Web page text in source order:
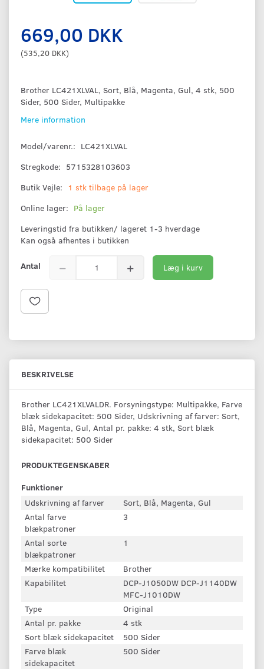
669,00 DKK
(535,20 DKK)
Brother LC421XLVAL, Sort, Blå, Magenta, Gul, 4 stk, 500
Sider, 500 Sider, Multipakke
Mere information
Model/varenr.: LC421XLVAL
Stregkode: 5715328103603
Butik Vejle:
1 stk tilbage på lager
Online lager: På lager
Leveringstid fra butikken/ lageret 1-3 hverdage
Kan også afhentes i butikken
Antal Læg i kurv
BESKRIVELSE
Brother LC421XLVALDR. Forsyningstype: Multipakke, Farve
blæk sidekapacitet: 500 Sider, Udskrivning af farver: Sort,
Blå, Magenta, Gul, Antal pr. pakke: 4 stk, Sort blæk
sidekapacitet: 500 Sider
PRODUKTEGENSKABER
Funktioner
Udskrivning af farver
Sort, Blå, Magenta, Gul
Antal farve
blækpatroner
3
Antal sorte
blækpatroner
1
Mærke kompatibilitet
Brother
Kapabilitet
DCP-J1050DW DCP-J1140DW
MFC-J1010DW
Type
Original
Antal pr. pakke
4 stk
Sort blæk sidekapacitet
500 Sider
Farve blæk
sidekapacitet
500 Sider